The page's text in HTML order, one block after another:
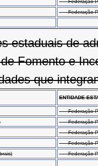
Federação
Federação
estaduais de
Fomento e
que
ENTIDADE
Federação
Federação
Federação
Federação
Federação